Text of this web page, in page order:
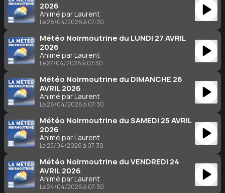
2026
Animé par Laurent
Le 28/04/2026 à 07:30
Météo Noirmoutrine du LUNDI 27 AVRIL
2026
Animé par Laurent
Le 27/04/2026 à 07:30
Météo Noirmoutrine du DIMANCHE 26
AVRIL 2026
Animé par Laurent
Le 26/04/2026 à 07:30
Météo Noirmoutrine du SAMEDI 25 AVRIL
2026
Animé par Laurent
Le 25/04/2026 à 07:30
Météo Noirmoutrine du VENDREDI 24
AVRIL 2026
Animé par Laurent
Le 24/04/2026 à 07:30